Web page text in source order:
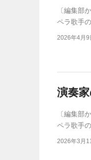
〔編集部
ペラ歌手
2026年4月9
演奏
〔編集部
ペラ歌手
2026年3月